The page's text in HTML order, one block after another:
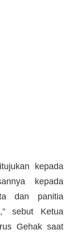
kepada
kepada
dan panitia
sebut Ketua
Gehak saat